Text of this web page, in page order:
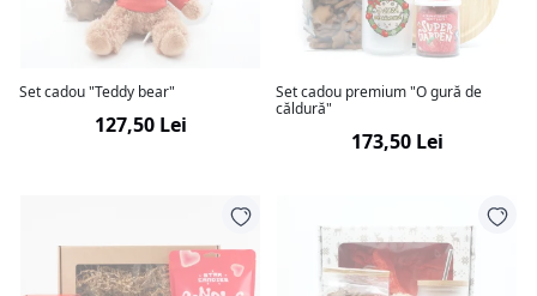
Set cadou "Teddy bear"
127,50 Lei
Set cadou premium "O gură de
căldură"
173,50 Lei